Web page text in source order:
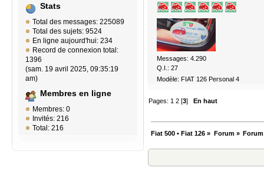
Stats
Total des messages: 225089
Total des sujets: 9524
En ligne aujourd'hui: 234
Record de connexion total:
1396
(sam. 19 avril 2025, 09:35:19
am)
Membres en ligne
Membres: 0
Invités: 216
Total: 216
Messages: 4.290
Q.I.: 27
Modèle: FIAT 126 Personal 4
Pages: 1 2 [3]En haut
Fiat 500 • Fiat 126 » Forum»